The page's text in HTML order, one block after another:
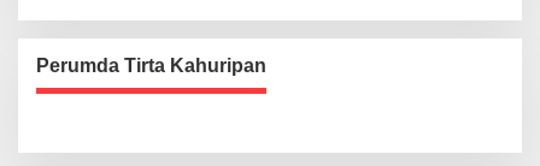
Perumda Tirta Kahuripan